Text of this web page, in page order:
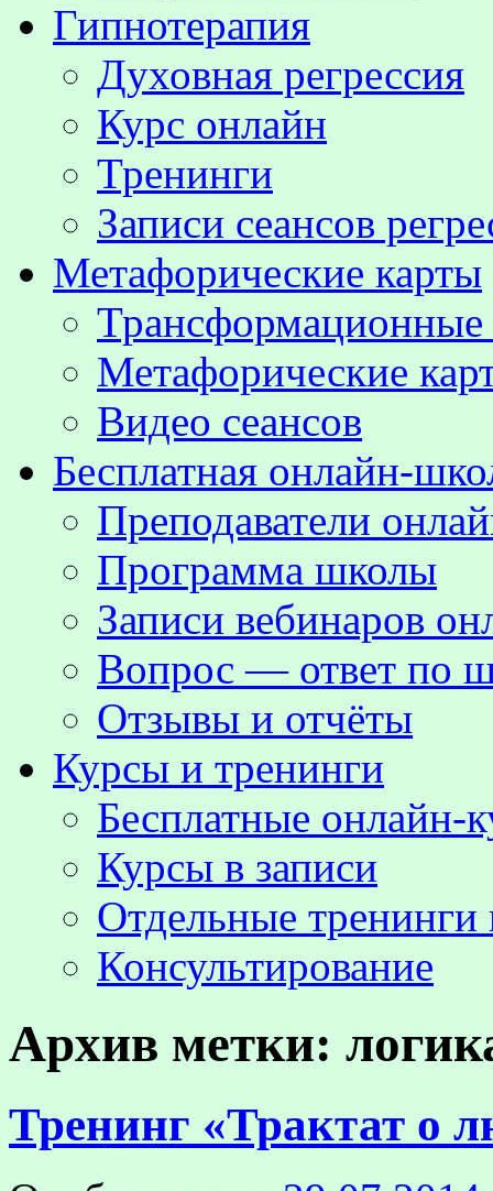
Гипнотерапия
Духовная регрессия
Курс онлайн
Тренинги
Записи сеансов
Метафорические карты
Метафорические
Видео сеансов
Бесплатная онлайн-
Преподаватели
Программа школы
Записи вебинаров
Вопрос — ответ по
Отзывы и отчёты
Курсы и тренинги
Бесплатные онлайн-
Курсы в записи
Отдельные тренинги
Консультирование
Архив метки:
Тренинг «Трактат о